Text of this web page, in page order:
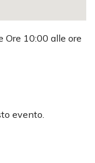
Ore 10:00 alle ore
evento.